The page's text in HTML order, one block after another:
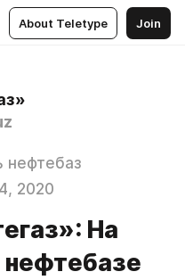
About Teletype Join
нефтебаз
2020
На